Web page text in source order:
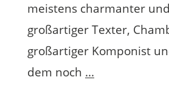
meistens charmanter
großartiger Texter,
großartiger Komponist
dem noch ...